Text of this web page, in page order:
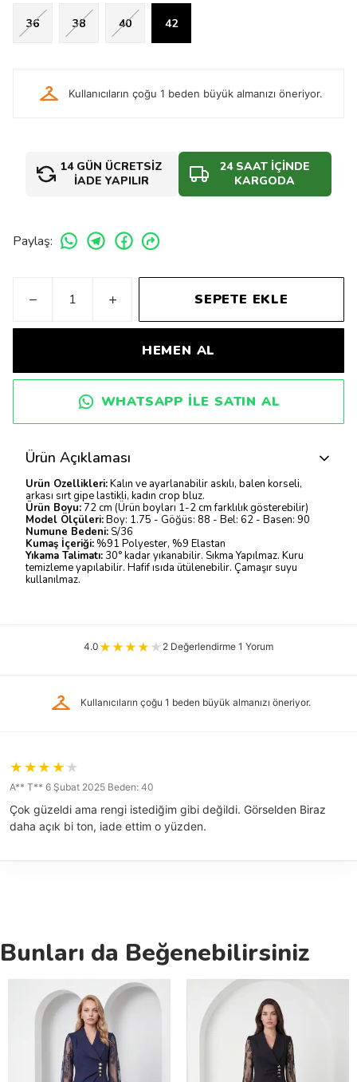
36 38 40 42
checkroom Kullanıcıların çoğu 1 beden büyük almanızı öneriyor.
14 GÜN ÜCRETSİZ
İADE YAPILIR
24 SAAT İÇİNDE
KARGODA
Paylaş:
SEPETE EKLE
HEMEN AL
WHATSAPP ILE SATIN AL
Ürün Açıklaması
Ürün Özellikleri:Kalın ve ayarlanabilir askılı, balen korseli,
arkası sırt gipe lastikli, kadın crop bluz.
Ürün Boyu:72 cm (Ürün boyları 1-2 cm farklılık gösterebilir)
Model Ölçüleri:Boy: 1.75 - Göğüs: 88 - Bel: 62 - Basen: 90
Numune Bedeni: S/36
Kumaş İçeriği: %91 Polyester, %9 Elastan
Yıkama Talimatı:30° kadar yıkanabilir. Sıkma Yapılmaz. Kuru
temizleme yapılabilir. Hafif ısıda ütülenebilir. Çamaşır suyu
kullanılmaz.
4.0 2 Değerlendirme 1 Yorum
checkroom Kullanıcıların çoğu 1 beden büyük almanızı öneriyor.
A** T** 6 Şubat 2025 Beden: 40
Çok güzeldi ama rengi istediğim gibi değildi. Görselden Biraz
daha açık bi ton, iade ettim o yüzden.
Bunları da Beğenebilirsiniz